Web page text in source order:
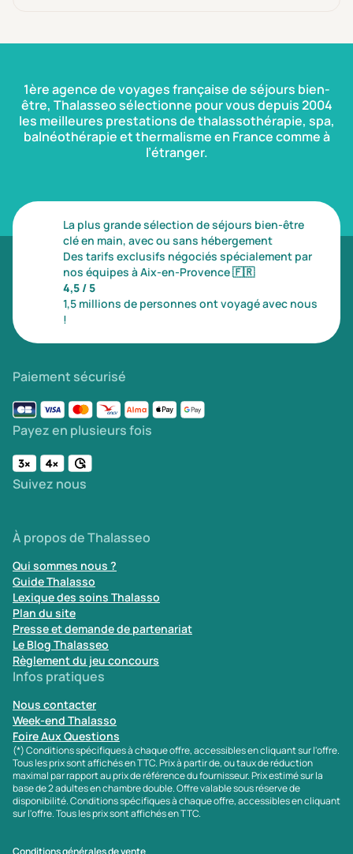
1ère agence de voyages française de séjours bien-
être, Thalasseo sélectionne pour vous depuis 2004
les meilleures prestations de thalassothérapie, spa,
balnéothérapie et thermalisme en France comme à
l’étranger.
La plus grande sélection de séjours bien-être
clé en main, avec ou sans hébergement
Des tarifs exclusifs négociés spécialement par
nos équipes à Aix-en-Provence🇫🇷
4,5 / 5
1,5 millions de personnes ont voyagé avec nous
!
Paiement sécurisé
Payez en plusieurs fois
Suivez nous
À propos de Thalasseo
Qui sommes nous ?
Guide Thalasso
Lexique des soins Thalasso
Plan du site
Presse et demande de partenariat
Le Blog Thalasseo
Règlement du jeu concours
Infos pratiques
Nous contacter
Week-end Thalasso
Foire Aux Questions
(*) Conditions spécifiques à chaque offre, accessibles en cliquant sur l'offre.
Tous les prix sont affichés en TTC. Prix à partir de, ou taux de réduction
maximal par rapport au prix de référence du fournisseur. Prix estimé sur la
base de 2 adultes en chambre double. Offre valable sous réserve de
disponibilité. Conditions spécifiques à chaque offre, accessibles en cliquant
sur l'offre. Tous les prix sont affichés en TTC.
Conditions générales de vente